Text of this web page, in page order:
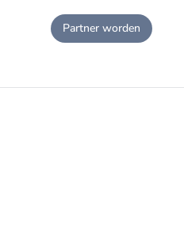
Partner worden